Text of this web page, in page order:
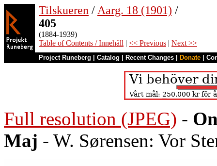
Tilskueren / Aarg. 18 (1901) /
405
(1884-1939)
Table of Contents / Innehåll | << Previous | Next >>
Project Runeberg Catalog Recent Changes Donate
Full resolution (JPEG) -
Maj - W. Sørensen: Vor